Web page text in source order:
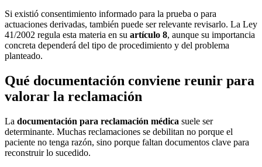
Si existió consentimiento informado para la prueba o para
actuaciones derivadas, también puede ser relevante revisarlo. La Ley
41/2002 regula esta materia en su artículo 8, aunque su importancia
concreta dependerá del tipo de procedimiento y del problema
planteado.
Qué documentación conviene reunir para
valorar la reclamación
La documentación para reclamación médica suele ser
determinante. Muchas reclamaciones se debilitan no porque el
paciente no tenga razón, sino porque faltan documentos clave para
reconstruir lo sucedido.